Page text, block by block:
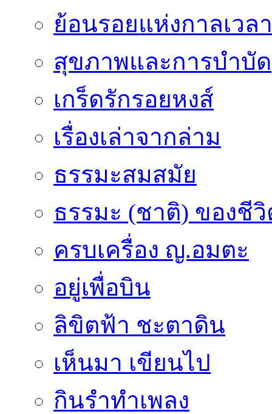
ย้อนรอยแห่งกาลเวลา
สุขภาพและการบำบัด
เกร็ดรักรอยหงส์
เรื่องเล่าจากล่าม
ธรรมะสมสมัย
ธรรมะ (ชาติ) ของชี
ครบเครื่อง ญ.อมตะ
อยู่เพื่อบิน
ลิขิตฟ้า ชะตาดิน
เห็นมา เขียนไป
กินรำทำเพลง